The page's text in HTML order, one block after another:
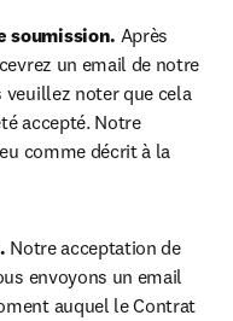
soumission. Après
un email de notre
noter que cela
accepté. Notre
comme décrit à la
Notre acceptation de
envoyons un email
auquel le Contrat